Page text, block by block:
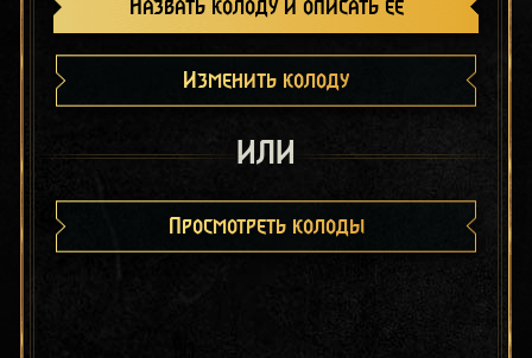
Назвать колоду и описать её
Изменить колоду
ИЛИ
Просмотреть колоды